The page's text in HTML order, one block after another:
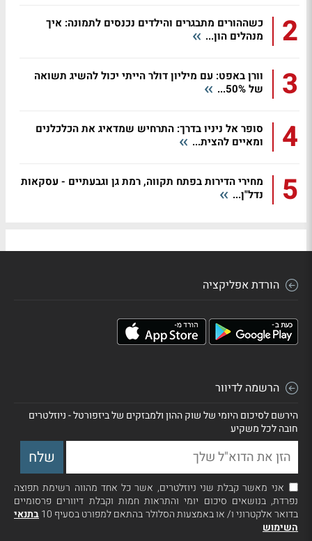
2
כשההורים מתבגרים והילדים נכנסים לתמונה: איך
מנהלים הון...
3
וורן באפט: עם מיליון דולר הייתי יכול להשיג תשואה
של 50%...
4
סופר אל ניניו בדרך: התרחיש שמדאיג את הכלכלנים
ומאיים להצית...
5
מחירי הדירות בפתח תקווה, רמת גן וגבעתיים - עסקאות
נדל"ן...
הורדת אפליקציה
הרשמה לדיוור
הירשם לסיכום היומי של שוק ההון ולמבזקים של ביזפורטל - ניוזלטרים
חובה לכל משקיע
אני מאשר קבלת שני ניוזלטרים, אשר כל אחד מהווה רשימת תפוצה
נפרדת, בנושאים סיכום יומי והתראות חמות וקבלת דיוורים פרסומיים
בדואר אלקטרוני ו/ או באמצעות הסלולר בהתאם למפורט בסעיף 10
בתנאי
השימוש